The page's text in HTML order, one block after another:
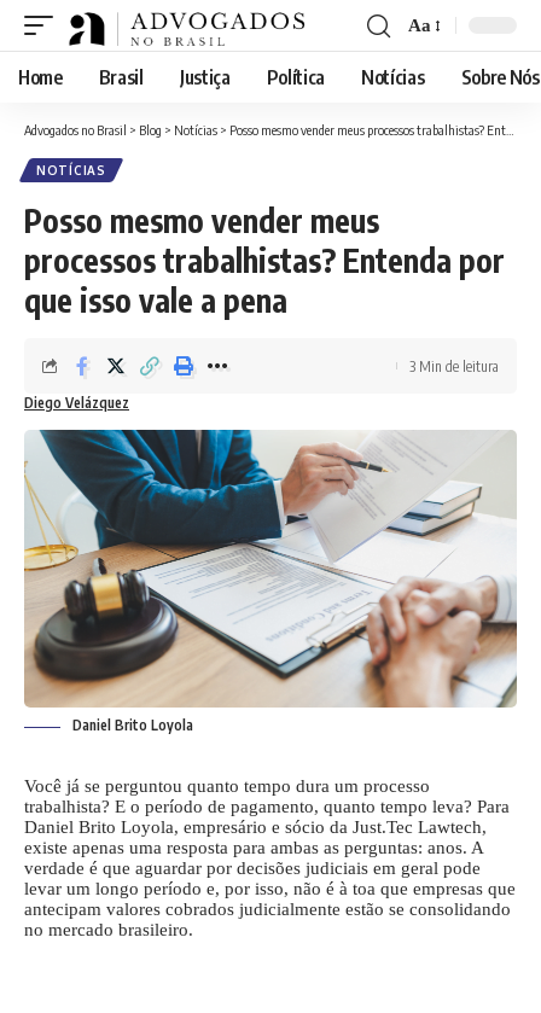
Font
Resizer
Aa
Home Brasil Justiça Política Notícias Sobre Nós
Advogados no Brasil > Blog > Notícias > Posso mesmo vender meus processos trabalhistas? Entenda por que isso vale a pena
NOTÍCIAS
Posso mesmo vender meus
processos trabalhistas? Entenda por
que isso vale a pena
Diego Velázquez
3 Min de leitura
Daniel Brito Loyola
Você já se perguntou quanto tempo dura um processo
trabalhista? E o período de pagamento, quanto tempo leva? Para
Daniel Brito Loyola, empresário e sócio da Just.Tec Lawtech,
existe apenas uma resposta para ambas as perguntas: anos. A
verdade é que aguardar por decisões judiciais em geral pode
levar um longo período e, por isso, não é à toa que empresas que
antecipam valores cobrados judicialmente estão se consolidando
no mercado brasileiro.